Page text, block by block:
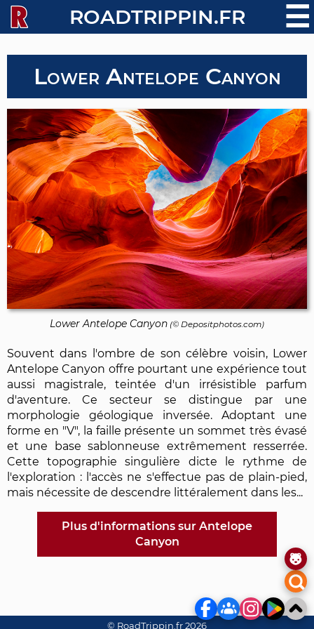
ROADTRIPPIN.FR ☰
Lower Antelope Canyon
Lower Antelope Canyon (© Depositphotos.com)
Souvent dans l'ombre de son célèbre voisin, Lower
Antelope Canyon offre pourtant une expérience tout
aussi magistrale, teintée d'un irrésistible parfum
d'aventure. Ce secteur se distingue par une
morphologie géologique inversée. Adoptant une
forme en "V", la faille présente un sommet très évasé
et une base sablonneuse extrêmement resserrée.
Cette topographie singulière dicte le rythme de
l'exploration : l'accès ne s'effectue pas de plain-pied,
mais nécessite de descendre littéralement dans les...
Plus d'informations sur Antelope
Canyon
© RoadTrippin.fr 2026